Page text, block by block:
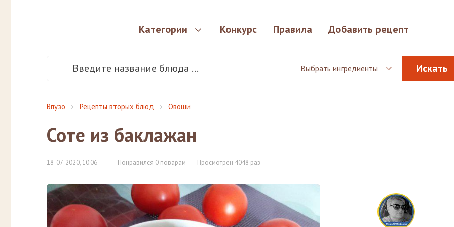
Категории Конкурс Правила Добавить рецепт
Выбрать ингредиенты
Впузо Рецепты вторых блюд Овощи
Соте из баклажан
18-07-2020, 10:06 Понравился 0 поварам Просмотрен 4048 раз